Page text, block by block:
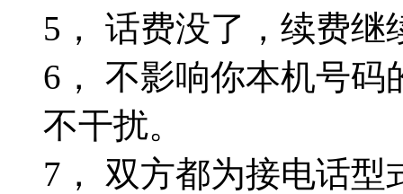
5， 话费没了，续费继
6， 不影响你本机号
不干扰。
7， 双方都为接电话